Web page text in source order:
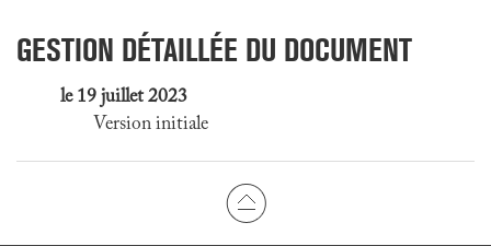
GESTION DÉTAILLÉE DU DOCUMENT
le 19 juillet 2023
Version initiale